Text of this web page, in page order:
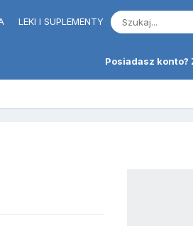
LEKI I SUPLEMENTY
Posiadasz konto?